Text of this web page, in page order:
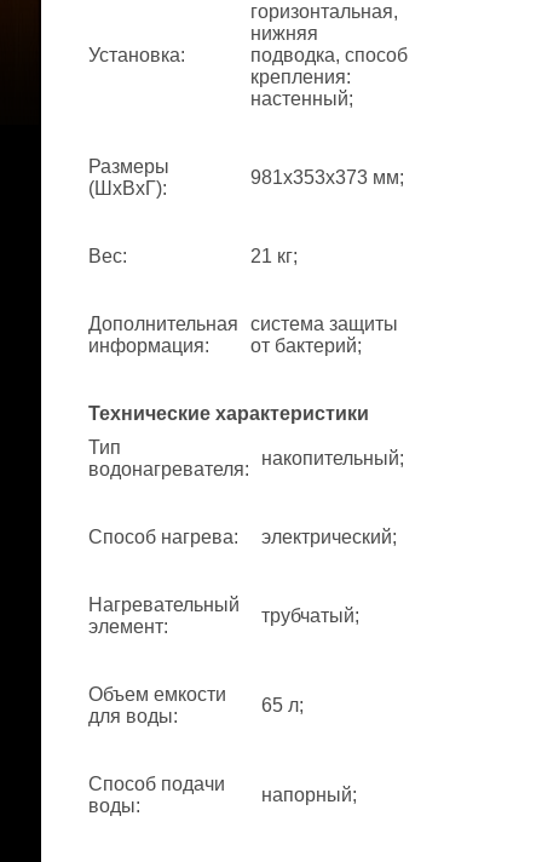
Установка:
горизонтальная,
нижняя
подводка, способ
крепления:
настенный;
Размеры
(ШхВхГ):
981x353x373 мм;
Вес: 21 кг;
Дополнительная
информация:
система защиты
от бактерий;
Технические характеристики
Тип
водонагревателя:
накопительный;
Способ нагрева: электрический;
Нагревательный
элемент:
трубчатый;
Объем емкости
для воды:
65 л;
Способ подачи
воды:
напорный;